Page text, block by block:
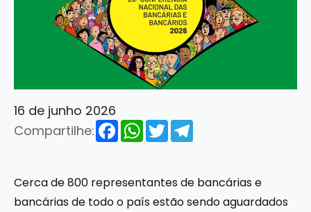
16 de junho 2026
Compartilhe:
FacebookWhatsApp
Twitter
Cerca de 800 representantes de bancárias e
bancárias de todo o país estão sendo aguardados